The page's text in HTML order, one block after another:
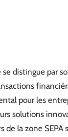
se distingue par
pour les
solutions
de la zone